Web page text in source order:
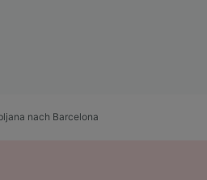
nach Barcelona